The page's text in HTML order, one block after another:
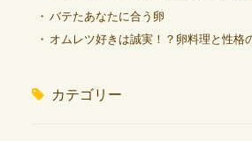
バテたあなたに合う卵
オムレツ好きは誠実！？卵料理と性格
カテゴリー